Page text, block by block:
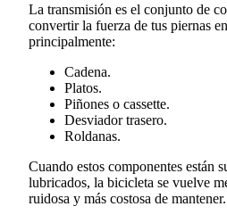
La transmisión es el conjunto de
convertir la fuerza de tus piernas
principalmente:
Cadena.
Platos.
Piñones o cassette.
Desviador trasero.
Roldanas.
Cuando estos componentes están
lubricados, la bicicleta se vuelve
ruidosa y más costosa de mantener.